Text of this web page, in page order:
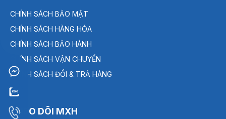
CHÍNH SÁCH BẢO MẬT
CHÍNH SÁCH HÀNG HÓA
CHÍNH SÁCH BẢO HÀNH
CHÍNH SÁCH VẬN CHUYỂN
CHÍNH SÁCH ĐỔI & TRẢ HÀNG
THEO DÕI MXH